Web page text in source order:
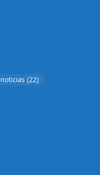
noticias (22)